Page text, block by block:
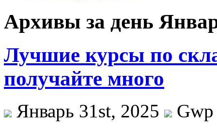
Архивы за день
Лучшие курсы по
получайте много
Январь 31st, 2025
Gwp